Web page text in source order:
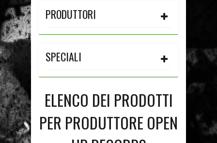
PRODUTTORI
SPECIALI
ELENCO DEI PRODOTTI
PER PRODUTTORE OPEN